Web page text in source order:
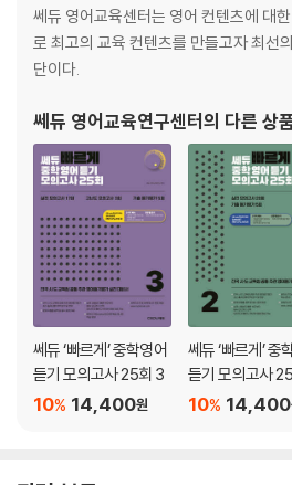
실전 모의고사 18회
실전 모의고사 19회
실전 모의고사 20회
기출 듣기평가
기출 듣기평가 1회
기출 듣기평가 2회
기출 듣기평가 3회
기출 듣기평가 4회
기출 듣기평가 5회
문제 유형 공략 및 필수 표현 익히기
유형 01 화제 추론
유형 02 그림 정보 파악
유형 03 날씨 파악
유형 04 의도 파악
쎄듀 영어교육센터는 영어 컨텐츠에 대
로 최고의 교육 컨텐츠를 만들고자 최선
단이다.
쎄듀 영어교육연구센터의 다른 상
쎄듀 ‘빠르게’ 중학영어
듣기 모의고사 25회 3
14,400원
10%
쎄듀 ‘빠르게’ 중
듣기 모의고사
14,400
10%